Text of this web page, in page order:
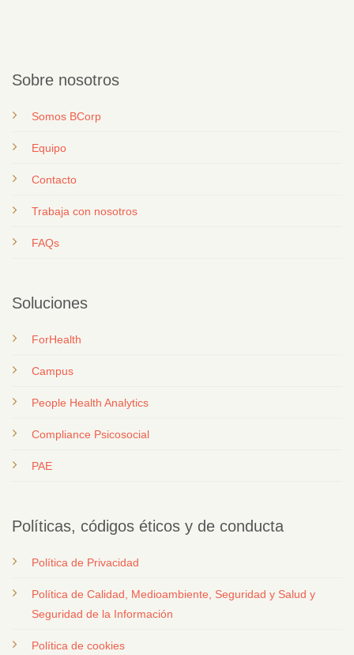
Sobre nosotros
Somos BCorp
Equipo
Contacto
Trabaja con nosotros
FAQs
Soluciones
ForHealth
Campus
People Health Analytics
Compliance Psicosocial
PAE
Políticas, códigos éticos y de conducta
Política de Privacidad
Política de Calidad, Medioambiente, Seguridad y Salud y
Seguridad de la Información
Política de cookies